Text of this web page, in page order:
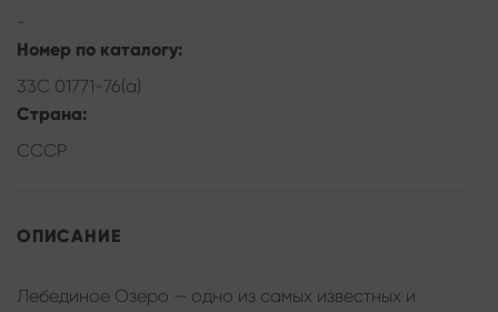
Номер по каталогу:
33С 01771-76(а)
Страна:
СССР
ОПИСАНИЕ
Лебединое Озеро — одно из самых известных и